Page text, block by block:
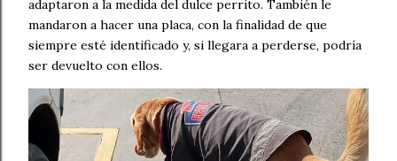
adaptaron a la medida del dulce perrito. También le
mandaron a hacer una placa, con la finalidad de que
siempre esté identificado y, si llegara a perderse, podría
ser devuelto con ellos.